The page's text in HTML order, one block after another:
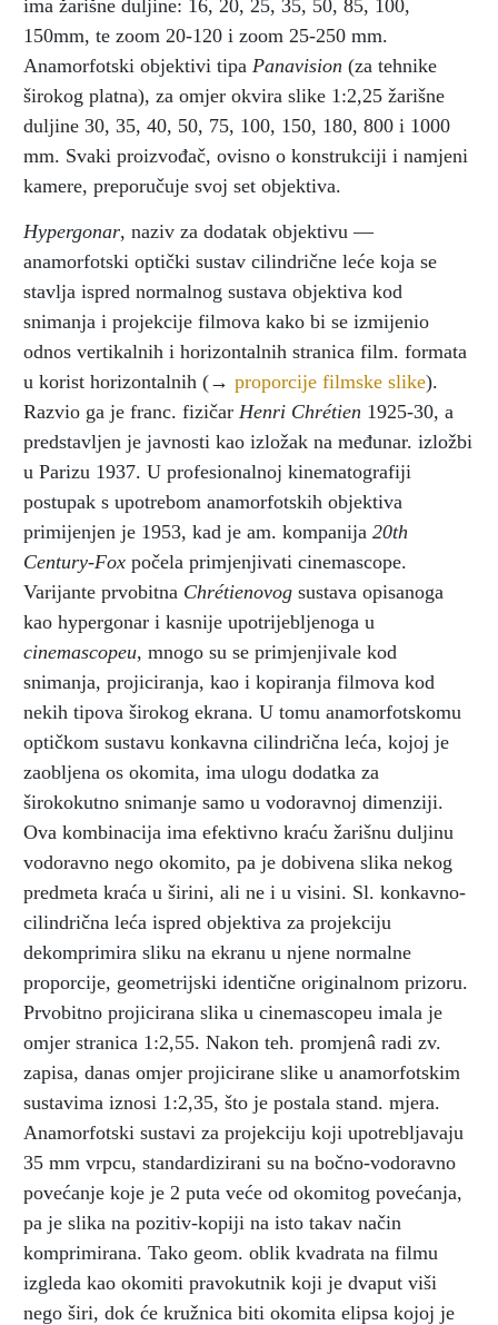
ima žarišne duljine: 16, 20, 25, 35, 50, 85, 100,
150mm, te zoom 20-120 i zoom 25-250 mm.
Anamorfotski objektivi tipa Panavision (za tehnike
širokog platna), za omjer okvira slike 1:2,25 žarišne
duljine 30, 35, 40, 50, 75, 100, 150, 180, 800 i 1000
mm. Svaki proizvođač, ovisno o konstrukciji i namjeni
kamere, preporučuje svoj set objektiva.
Hypergonar, naziv za dodatak objektivu —
anamorfotski optički sustav cilindrične leće koja se
stavlja ispred normalnog sustava objektiva kod
snimanja i projekcije filmova kako bi se izmijenio
odnos vertikalnih i horizontalnih stranica film. formata
u korist horizontalnih (→ proporcije filmske slike).
Razvio ga je franc. fizičar Henri Chrétien 1925-30, a
predstavljen je javnosti kao izložak na međunar. izložbi
u Parizu 1937. U profesionalnoj kinematografiji
postupak s upotrebom anamorfotskih objektiva
primijenjen je 1953, kad je am. kompanija 20th
Century-Fox počela primjenjivati cinemascope.
Varijante prvobitna Chrétienovog sustava opisanoga
kao hypergonar i kasnije upotrijebljenoga u
cinemascopeu, mnogo su se primjenjivale kod
snimanja, projiciranja, kao i kopiranja filmova kod
nekih tipova širokog ekrana. U tomu anamorfotskomu
optičkom sustavu konkavna cilindrična leća, kojoj je
zaobljena os okomita, ima ulogu dodatka za
širokokutno snimanje samo u vodoravnoj dimenziji.
Ova kombinacija ima efektivno kraću žarišnu duljinu
vodoravno nego okomito, pa je dobivena slika nekog
predmeta kraća u širini, ali ne i u visini. Sl. konkavno-
cilindrična leća ispred objektiva za projekciju
dekomprimira sliku na ekranu u njene normalne
proporcije, geometrijski identične originalnom prizoru.
Prvobitno projicirana slika u cinemascopeu imala je
omjer stranica 1:2,55. Nakon teh. promjenâ radi zv.
zapisa, danas omjer projicirane slike u anamorfotskim
sustavima iznosi 1:2,35, što je postala stand. mjera.
Anamorfotski sustavi za projekciju koji upotrebljavaju
35 mm vrpcu, standardizirani su na bočno-vodoravno
povećanje koje je 2 puta veće od okomitog povećanja,
pa je slika na pozitiv-kopiji na isto takav način
komprimirana. Tako geom. oblik kvadrata na filmu
izgleda kao okomiti pravokutnik koji je dvaput viši
nego širi, dok će kružnica biti okomita elipsa kojoj je